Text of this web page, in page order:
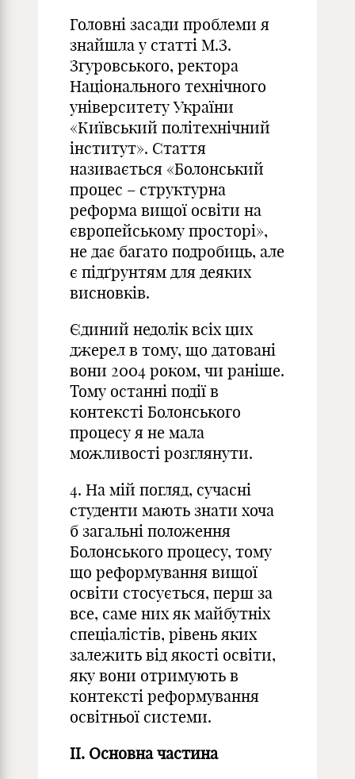
Головні засади проблеми я
знайшла у статті М.З.
Згуровського, ректора
Національного технічного
університету України
«Київський політехнічний
інститут». Стаття
називається «Болонський
процес – структурна
реформа вищої освіти на
європейському просторі»,
не дає багато подробиць, але
є підґрунтям для деяких
висновків.
Єдиний недолік всіх цих
джерел в тому, що датовані
вони 2004 роком, чи раніше.
Тому останні події в
контексті Болонського
процесу я не мала
можливості розглянути.
4. На мій погляд, сучасні
студенти мають знати хоча
б загальні положення
Болонського процесу, тому
що реформування вищої
освіти стосується, перш за
все, саме них як майбутніх
спеціалістів, рівень яких
залежить від якості освіти,
яку вони отримують в
контексті реформування
освітньої системи.
II. Основна частина